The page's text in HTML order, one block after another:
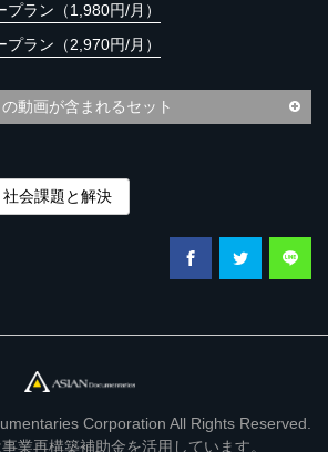
ラン（1,980円/月）
ラン（2,970円/月）
の動画が含まれるセット
社会課題と解決
Corporation All Rights Reserved.
業再構築補助金を活用しています。